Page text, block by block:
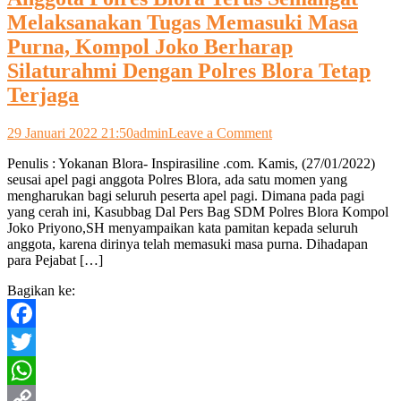
Melaksanakan Tugas Memasuki Masa
Purna, Kompol Joko Berharap
Silaturahmi Dengan Polres Blora Tetap
Terjaga
29 Januari 2022 21:50adminLeave a Commenton
Kompol
Joko
Priyono
Ajak
Anggota
Polres
Penulis : Yokanan Blora- Inspirasiline .com. Kamis, (27/01/2022)
seusai apel pagi anggota Polres Blora, ada satu momen yang
mengharukan bagi seluruh peserta apel pagi. Dimana pada pagi
yang cerah ini, Kasubbag Dal Pers Bag SDM Polres Blora Kompol
Joko Priyono,SH menyampaikan kata pamitan kepada seluruh
anggota, karena dirinya telah memasuki masa purna. Dihadapan
para Pejabat […]
Bagikan ke:
Facebook
Twitter